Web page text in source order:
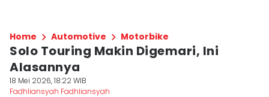
Home Automotive Motorbike
Solo Touring Makin Digemari, Ini
Alasannya
18 Mei 2026, 18:22 WIB
Fadhliansyah Fadhliansyah